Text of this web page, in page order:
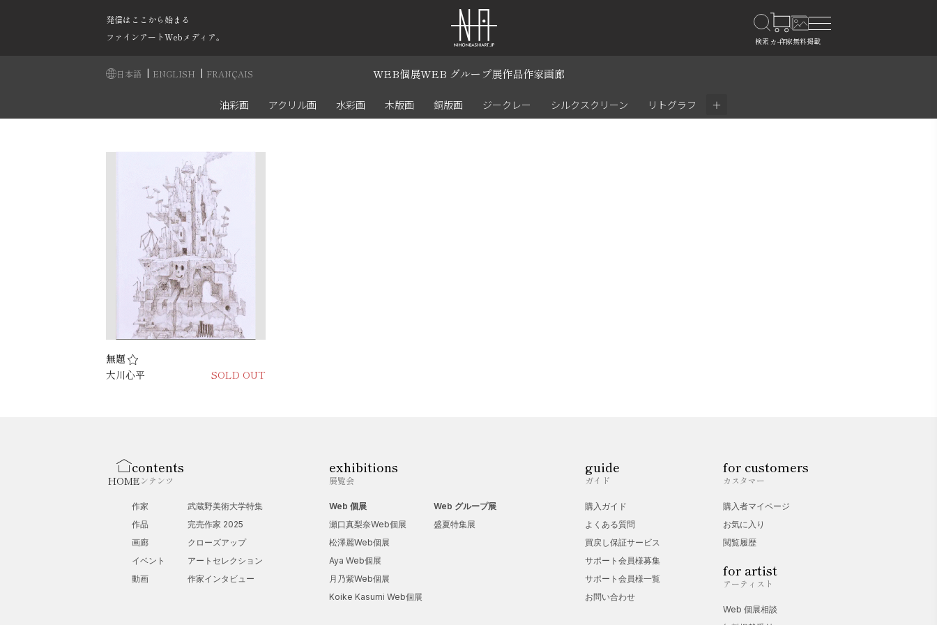
発信はここから始まる
ファインアートWebメディア。
日本語 | ENGLISH | FRANÇAIS WEB個展WEB グループ展作品作家画廊
油彩画 アクリル画 水彩画 木版画 銅版画 ジークレー シルクスクリーン リトグラフ ＋
無題
大川心平
SOLD OUT
HOME
contents
コンテンツ
作家
作品
画廊
イベント
動画
武蔵野美術大学特集
完売作家 2025
クローズアップ
アートセレクション
作家インタビュー
exhibitions
展覧会
Web 個展
瀬口真梨奈Web個展
松澤麗Web個展
Aya Web個展
月乃紫Web個展
Koike Kasumi Web個展
Web グループ展
盛夏特集展
guide
ガイド
購入ガイド
よくある質問
買戻し保証サービス
サポート会員様募集
サポート会員様一覧
お問い合わせ
for customers
カスタマー
購入者マイページ
お気に入り
閲覧履歴
for artist
アーティスト
Web 個展相談